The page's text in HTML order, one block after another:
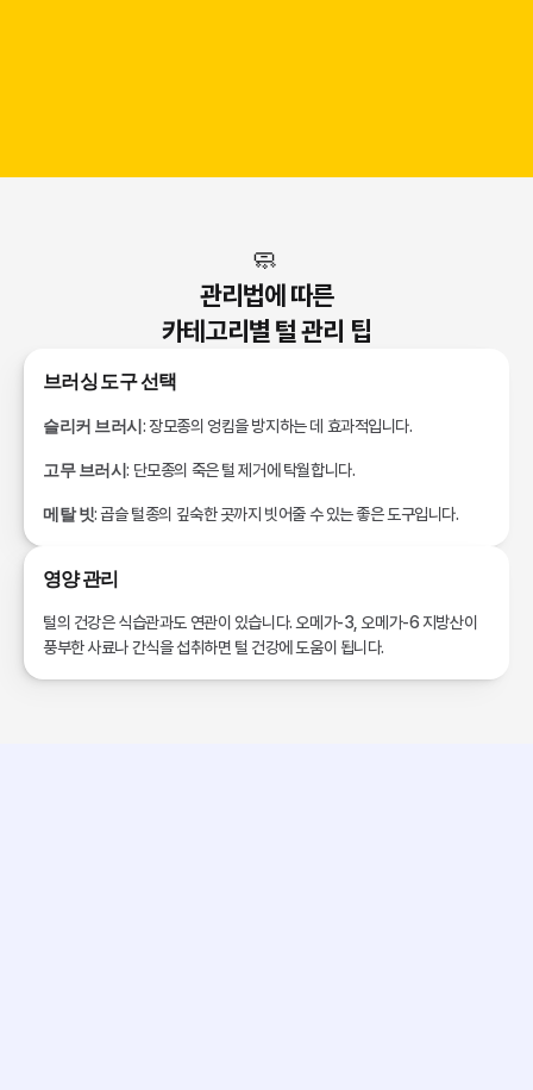
🧼
관리법에 따른
카테고리별 털 관리 팁
브러싱 도구 선택
슬리커 브러시: 장모종의 엉킴을 방지하는 데 효과적입니다.
고무 브러시: 단모종의 죽은 털 제거에 탁월합니다.
메탈 빗: 곱슬 털종의 깊숙한 곳까지 빗어줄 수 있는 좋은 도구입니다.
영양 관리
털의 건강은 식습관과도 연관이 있습니다. 오메가-3, 오메가-6 지방산이
풍부한 사료나 간식을 섭취하면 털 건강에 도움이 됩니다.